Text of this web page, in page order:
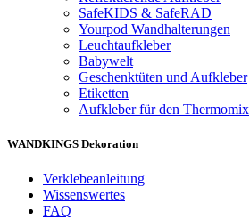
SafeKIDS & SafeRAD
Yourpod Wandhalterungen
Leuchtaufkleber
Babywelt
Geschenktüten und Aufkleber
Etiketten
Aufkleber für den Thermomix
WANDKINGS Dekoration
Verklebeanleitung
Wissenswertes
FAQ